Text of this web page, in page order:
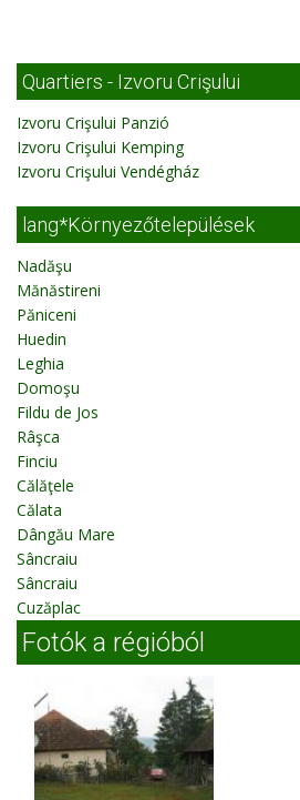
Quartiers - Izvoru Crişului
Izvoru Crişului Panzió
Izvoru Crişului Kemping
Izvoru Crişului Vendégház
lang*Környezőtelepülések
Nadăşu
Mănăstireni
Păniceni
Huedin
Leghia
Domoşu
Fildu de Jos
Râşca
Finciu
Călăţele
Călata
Dângău Mare
Sâncraiu
Sâncraiu
Cuzăplac
Fotók a régióból